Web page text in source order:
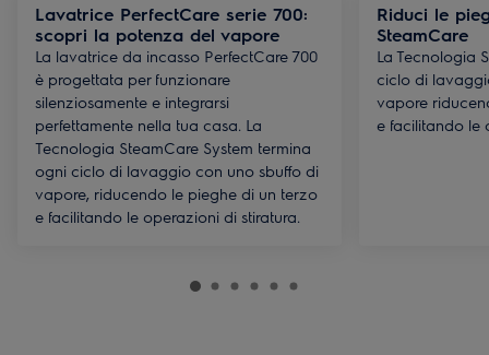
Lavatrice PerfectCare serie 700:
scopri la potenza del vapore
La lavatrice da incasso PerfectCare 700
è progettata per funzionare
silenziosamente e integrarsi
perfettamente nella tua casa. La
Tecnologia SteamCare System termina
ogni ciclo di lavaggio con uno sbuffo di
vapore, riducendo le pieghe di un terzo
e facilitando le operazioni di stiratura.
Riduci le
SteamCare
La Tecnologia
ciclo di
vapore
e facilitando le